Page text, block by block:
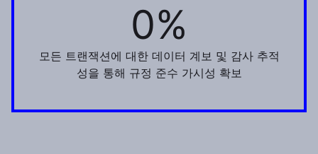
0%
100%
모든 트랜잭션에 대한 데이터 계보 및 감사 추적
성을 통해 규정 준수 가시성 확보